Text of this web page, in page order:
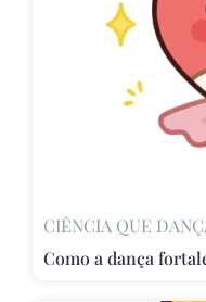
CIÊNCIA QUE
Como a dança